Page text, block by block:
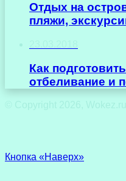
Отдых на
пляжи,
Как
отбеливание и
© Copyright 2026, Wokez.ru
Кнопка «Наверх»